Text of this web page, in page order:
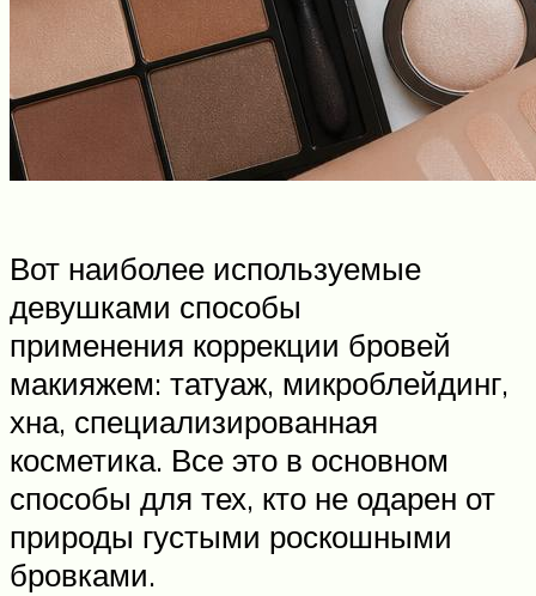
Вот наиболее используемые
девушками способы
применения коррекции бровей
макияжем: татуаж, микроблейдинг,
хна, специализированная
косметика. Все это в основном
способы для тех, кто не одарен от
природы густыми роскошными
бровками.